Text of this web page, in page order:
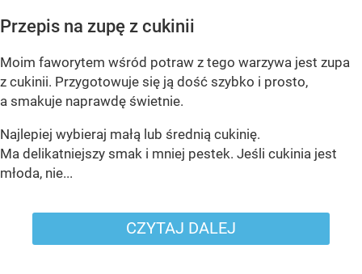
Przepis na zupę z cukinii
Moim faworytem wśród potraw z tego warzywa jest zupa
z cukinii. Przygotowuje się ją dość szybko i prosto,
a smakuje naprawdę świetnie.
Najlepiej wybieraj małą lub średnią cukinię.
Ma delikatniejszy smak i mniej pestek. Jeśli cukinia jest
młoda, nie...
CZYTAJ DALEJ